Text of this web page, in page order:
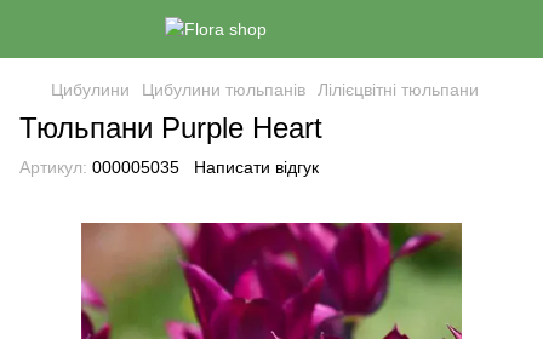
Цибулини Цибулини тюльпанів Лілієцвітні тюльпани
Тюльпани Purple Heart
Артикул: 000005035 Написати відгук